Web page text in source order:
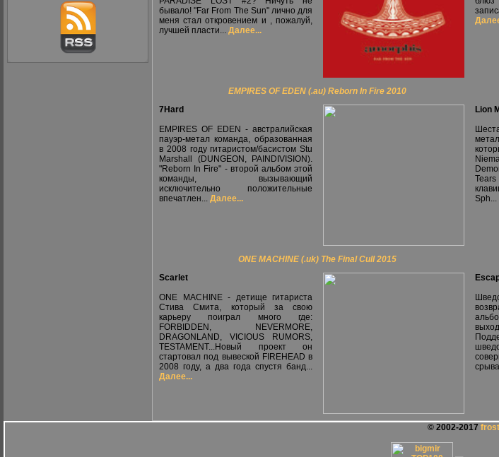
бывало! "Far From The Sun" лично для
меня стал откровением и , пожалуй,
лучшей пласти... Далее...
EMPIRES OF EDEN (.au) Reborn In Fire 2010
7Hard
EMPIRES OF EDEN - австралийская
пауэр-метал команда, образованная
в 2008 году гитаристом/басистом Stu
Marshall (DUNGEON, PAINDIVISION).
"Reborn In Fire" - второй альбом этой
команды, вызывающий
исключительно положительные
впечатлен... Далее...
Lion
Sph...
ONE MACHINE (.uk) The Final Cull 2015
Scarlet
ONE MACHINE - детище гитариста
Стива Смита, который за свою
карьеру поиграл много где:
FORBIDDEN, NEVERMORE,
DRAGONLAND, VICIOUS RUMORS,
TESTAMENT...Новый проект он
стартовал под вывеской FIREHEAD в
2008 году, а два года спустя банд...
Далее...
© 2002-2017